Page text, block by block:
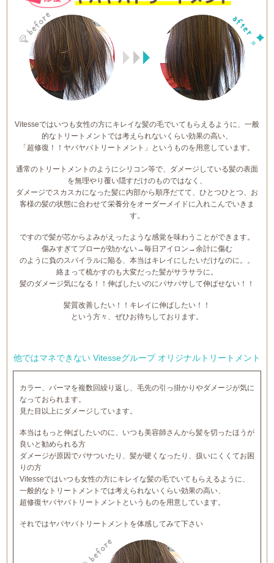
Vitesseではいつも女性の方にキレイな髪の毛でいてもらえるように、一般
的なトリートメントでは考えられないくらい効果の高い、
「超修復！！ヤバヤバトリートメント」というものを用意しています。
通常のトリートメントのようにシリコン等で、ダメージしている髪の表面
を無理やり覆い隠すだけのものではなく、
ダメージでスカスカになった髪に内部から順序だてて、ひとつひとつ、お
客様の髪の状態に合わせて栄養分をオーダーメイドに入れこんでいきま
す。
ですので髪が芯からよみがえったような感覚を味わうことができます。
傷みすぎてブローが効かない→毎日アイロン→余計に傷む
のように負のスパイラルに陥る、本当はキレイにしたいだけなのに。。
絡まって梳かすのも大変だった髪がサラサラに。
髪のダメージ気になる！！伸ばしたいのにパサパサして伸ばせない！！
髪質改善したい！！キレイに伸ばしたい！！
という方々、ぜひお待ちしております。
他ではマネできない Vitesseグループ オリジナルトリートメント
カラー、パーマを複数回繰り返し、毛先の引っ掛かりやダメージが気に
なっておられます。
見た目以上にダメージしています。
本当はもっと伸ばしたいのに、いつも美容師さんから髪を切ったほうが
良いと勧められる方
ダメージが原因でパサついたり、髪が硬くなったり、扱いにくくてお困
りの方
Vitesseではいつも女性の方にキレイな髪の毛でいてもらえるように、
一般的なトリートメントでは考えられないくらい効果の高い、
超修復ヤバヤバトリートメントというものを用意しています。
それではヤバヤバトリートメントを体感してみて下さい